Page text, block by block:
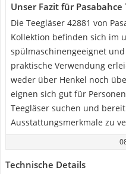
Unser Fazit für Pasabahce
Die Teegläser 42881 von
Kollektion befinden sich im
spülmaschinengeeignet
praktische Verwendung
weder über Henkel noch
eignen sich gut für
Teegläser suchen und
Ausstattungsmerkmale zu
Technische Details